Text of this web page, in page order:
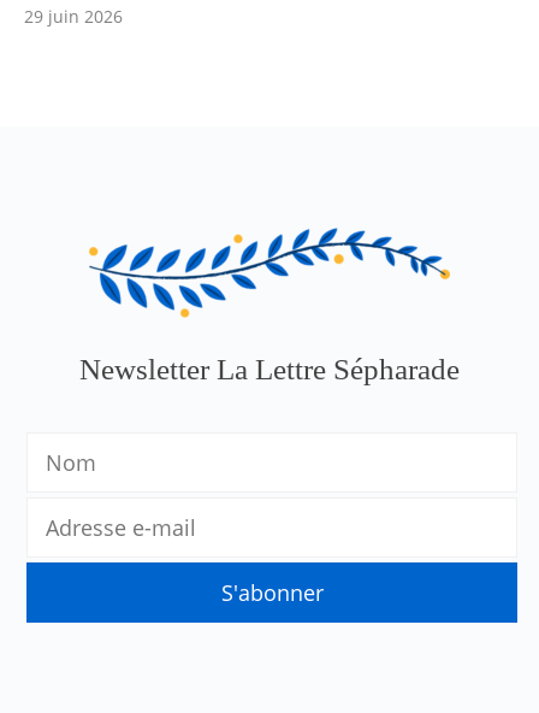
29 juin 2026
Newsletter La Lettre Sépharade